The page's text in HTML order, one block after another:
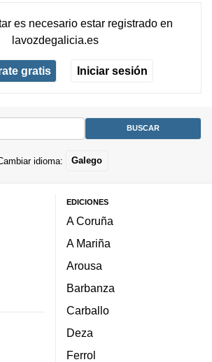
es necesario estar registradoen
lavozdegalicia.es
gratis Iniciar sesión
idioma: Galego
EDICIONES
A Coruña
A Mariña
Arousa
Barbanza
Carballo
Deza
Ferrol